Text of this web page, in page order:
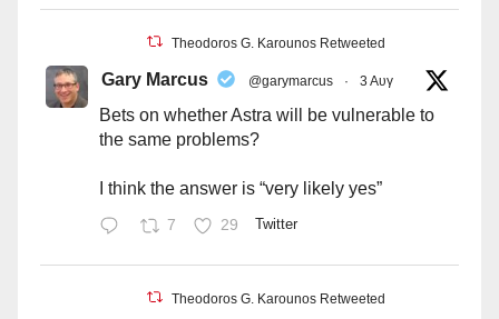
Theodoros G. Karounos Retweeted
Gary Marcus @garymarcus · 3 Αυγ
Bets on whether Astra will be vulnerable to
the same problems?
I think the answer is “very likely yes”
7 29 Twitter
Theodoros G. Karounos Retweeted